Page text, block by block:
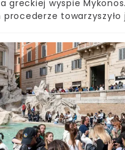
greckiej wyspie
towarzyszyło
nr 1 w całej Grecji.
zatrzymana 29 lipca, a
sprawia, że mają
sprawiedliwości.